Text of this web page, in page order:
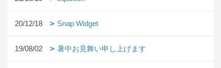
20/12/18 Snap Widget
19/08/02 暑中お見舞い申し上げます